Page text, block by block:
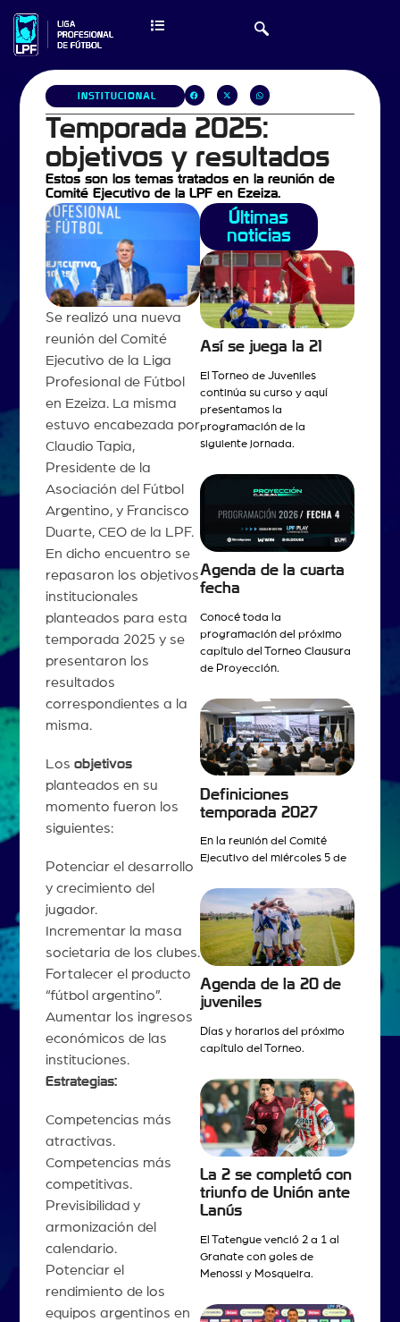
INSTITUCIONAL
Temporada 2025:
objetivos y resultados
Estos son los temas tratados en la reunión de
Comité Ejecutivo de la LPF en Ezeiza.
Se realizó una nueva
reunión del Comité
Ejecutivo de la Liga
Profesional de Fútbol
en Ezeiza. La misma
estuvo encabezada por
Claudio Tapia,
Presidente de la
Asociación del Fútbol
Argentino, y Francisco
Duarte, CEO de la LPF.
En dicho encuentro se
repasaron los objetivos
institucionales
planteados para esta
temporada 2025 y se
presentaron los
resultados
correspondientes a la
misma.
Los objetivos
planteados en su
momento fueron los
siguientes:
Potenciar el desarrollo
y crecimiento del
jugador.
Incrementar la masa
societaria de los clubes.
Fortalecer el producto
“fútbol argentino”.
Aumentar los ingresos
económicos de las
instituciones.
Estrategias:
Competencias más
atractivas.
Competencias más
competitivas.
Previsibilidad y
armonización del
calendario.
Potenciar el
rendimiento de los
equipos argentinos en
Últimas
noticias
Así se juega la 21
El Torneo de Juveniles
continúa su curso y aquí
presentamos la
programación de la
siguiente jornada.
Agenda de la cuarta
fecha
Conocé toda la
programación del próximo
capítulo del Torneo Clausura
de Proyección.
Definiciones
temporada 2027
En la reunión del Comité
Ejecutivo del miércoles 5 de
Agenda de la 20 de
juveniles
Días y horarios del próximo
capítulo del Torneo.
La 2 se completó con
triunfo de Unión ante
Lanús
El Tatengue venció 2 a 1 al
Granate con goles de
Menossi y Mosqueira.